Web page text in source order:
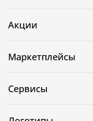
Акции
Маркетплейсы
Сервисы